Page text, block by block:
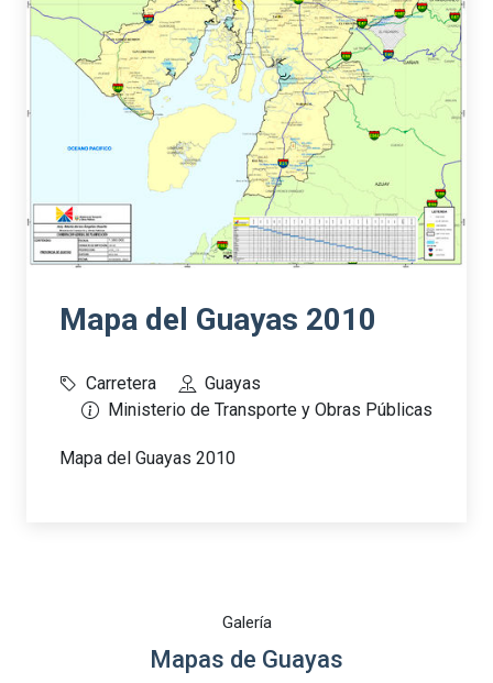
Mapa del Guayas 2010
Carretera
Guayas
Ministerio de Transporte y Obras Públicas
Mapa del Guayas 2010
Galería
Mapas de Guayas